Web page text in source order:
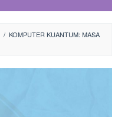
/ KOMPUTER KUANTUM: MASA